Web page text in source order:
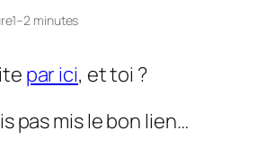
1–2 minutes
par ici, et toi ?
pas mis le bon lien…